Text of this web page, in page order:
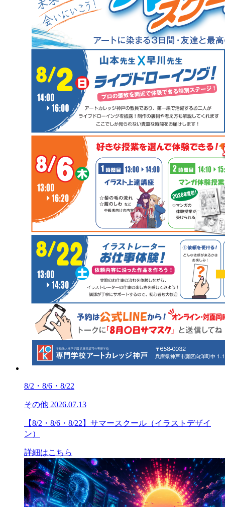
8/2・8/6・8/22
その他 2026.07.13
【8/2・8/6・8/22】サマースクール（イラストデザイ
ン）
詳細はこちら